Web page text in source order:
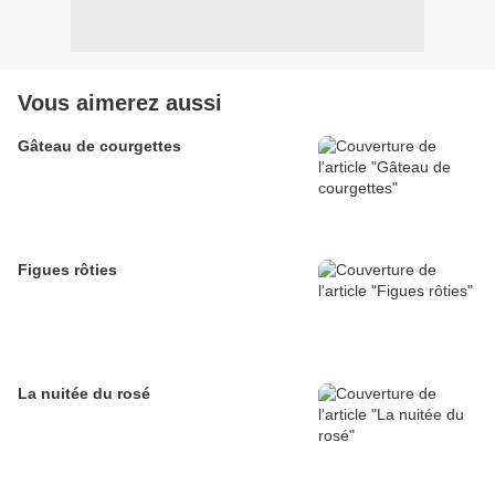
Vous aimerez aussi
Gâteau de courgettes
Figues rôties
La nuitée du rosé